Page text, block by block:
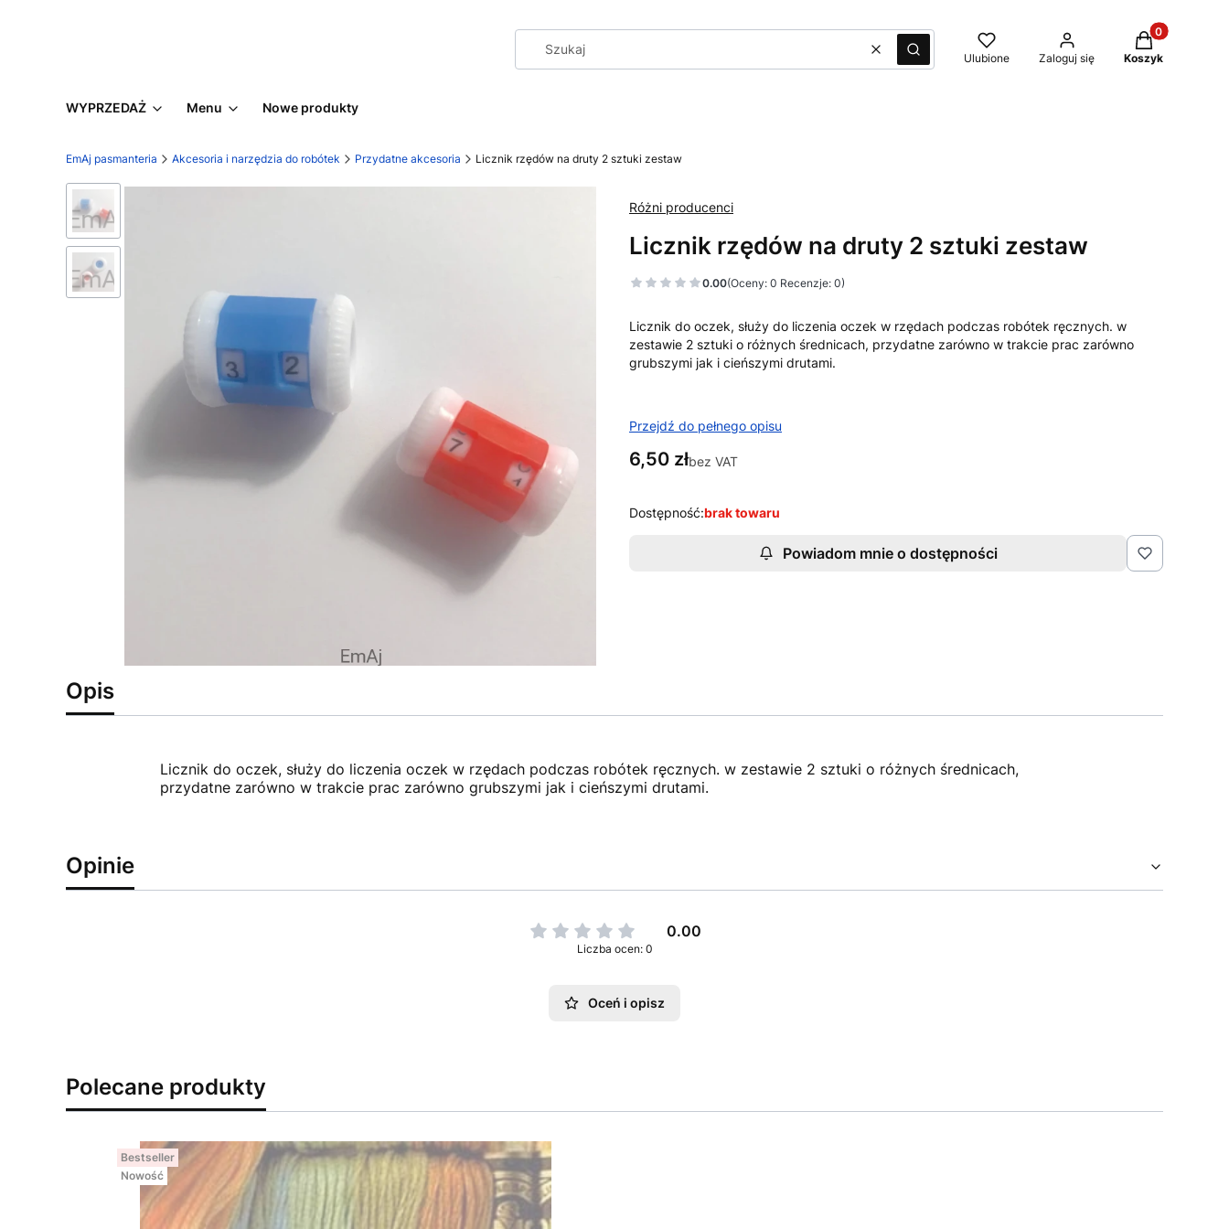
WyczyśćSzukaj Ulubione Zaloguj się
Produkty w
Koszyk
WYPRZEDAŻ Menu Nowe produkty
EmAj pasmanteria Akcesoria i narzędzia do robótek Przydatne akcesoria Licznik rzędów na druty 2 sztuki zestaw
Różni producenci
Licznik rzędów na druty 2 sztuki zestaw
0.00(Oceny: 0 Recenzje: 0)
Licznik do oczek, służy do liczenia oczek w rzędach podczas robótek ręcznych. w
zestawie 2 sztuki o różnych średnicach, przydatne zarówno w trakcie prac zarówno
grubszymi jak i cieńszymi drutami.
Przejdź do pełnego opisu
Cena
6,50 złbez VAT
Dostępność:brak towaru
Powiadom mnie o dostępności
Opis
Licznik do oczek, służy do liczenia oczek w rzędach podczas robótek ręcznych. w zestawie 2 sztuki o różnych średnicach,
przydatne zarówno w trakcie prac zarówno grubszymi jak i cieńszymi drutami.
Opinie
0.00
Liczba ocen: 0
Oceń i opisz
Polecane produkty
Bestseller
Nowość